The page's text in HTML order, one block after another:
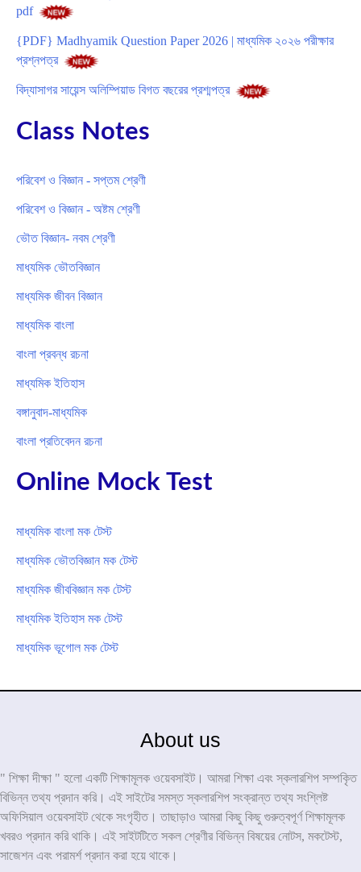
pdf
{PDF} Madhyamik Question Paper 2026 | মাধ্যমিক ২০২৬ পরীক্ষার
প্রশ্নপত্র
বিদ্যাসাগর সায়েন্স অলিম্পিয়াড বিগত বছরের প্রশ্মপত্র
Class Notes
পরিবেশ ও বিজ্ঞান - সপ্তম শ্রেণী
পরিবেশ ও বিজ্ঞান - অষ্টম শ্রেণী
ভৌত বিজ্ঞান- নবম শ্রেণী
মাধ্যমিক ভৌতবিজ্ঞান
মাধ্যমিক জীবন বিজ্ঞান
মাধ্যমিক বাংলা
বাংলা প্রবন্ধ রচনা
মাধ্যমিক ইতিহাস
বঙ্গানুবাদ-মাধ্যমিক
বাংলা প্রতিবেদন রচনা
Online Mock Test
মাধ্যমিক বাংলা মক টেস্ট
মাধ্যমিক ভৌতবিজ্ঞান মক টেস্ট
মাধ্যমিক জীববিজ্ঞান মক টেস্ট
মাধ্যমিক ইতিহাস মক টেস্ট
মাধ্যমিক ভূগোল মক টেস্ট
About us
" শিক্ষা দীক্ষা " হলো একটি শিক্ষামূলক ওয়েবসাইট। আমরা শিক্ষা এবং স্কলারশিপ সম্পকৃিত
বিভিন্ন তথ্য প্রদান করি। এই সাইটের সমস্ত স্কলারশিপ সংক্রান্ত তথ্য সংশ্লিষ্ট
অফিসিয়াল ওয়েবসাইট থেকে সংগৃহীত। তাছাড়াও আমরা কিছু কিছু গুরুত্বপূর্ণ শিক্ষামূলক
খবরও প্রদান করি থাকি। এই সাইটটিতে সকল শ্রেণীর বিভিন্ন বিষয়ের নোটস, মকটেস্ট,
সাজেশন এবং পরামর্শ প্রদান করা হয়ে থাকে।